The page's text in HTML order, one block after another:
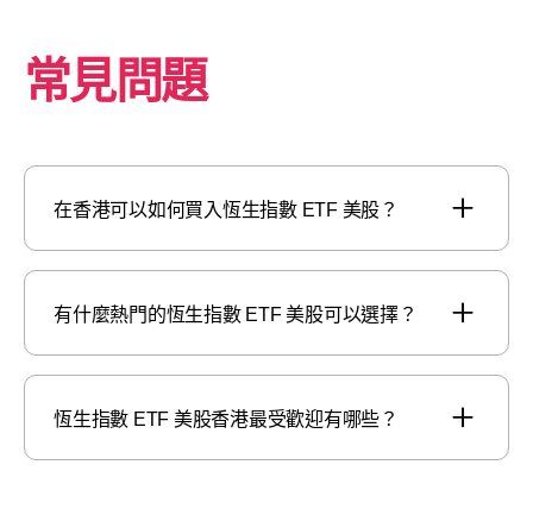
常見問題
在香港可以如何買入恆生指數 ETF 美股？
有什麼熱門的恆生指數 ETF 美股可以選擇？
恆生指數 ETF 美股香港最受歡迎有哪些？